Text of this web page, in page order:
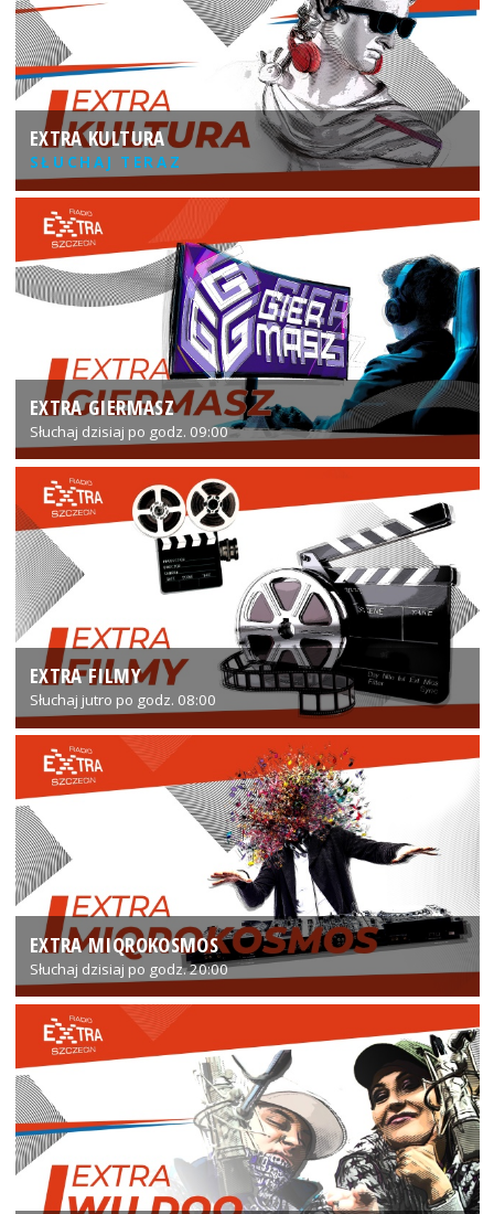
EXTRA KULTURA
SŁUCHAJ TERAZ
EXTRA GIERMASZ
Słuchaj dzisiaj po godz. 09:00
EXTRA FILMY
Słuchaj jutro po godz. 08:00
EXTRA MIQROKOSMOS
Słuchaj dzisiaj po godz. 20:00